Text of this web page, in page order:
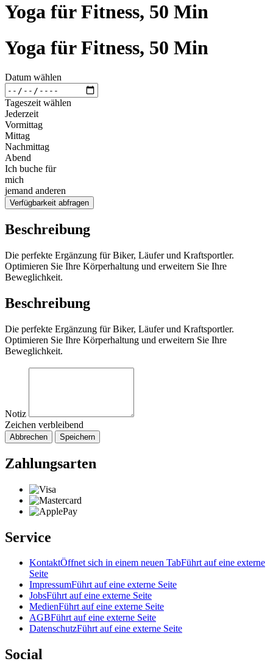
Yoga für Fitness, 50 Min
Yoga für Fitness, 50 Min
Datum wählen
Tageszeit wählen
Jederzeit
Vormittag
Mittag
Nachmittag
Abend
Ich buche für
mich
jemand anderen
Verfügbarkeit abfragen
Beschreibung
Die perfekte Ergänzung für Biker, Läufer und Kraftsportler.
Optimieren Sie Ihre Körperhaltung und erweitern Sie Ihre
Beweglichkeit.
Beschreibung
Die perfekte Ergänzung für Biker, Läufer und Kraftsportler.
Optimieren Sie Ihre Körperhaltung und erweitern Sie Ihre
Beweglichkeit.
Notiz
Zeichen verbleibend
Abbrechen Speichern
Zahlungsarten
Service
KontaktÖffnet sich in einem neuen TabFührt auf eine externe
Seite
ImpressumFührt auf eine externe Seite
JobsFührt auf eine externe Seite
MedienFührt auf eine externe Seite
AGBFührt auf eine externe Seite
DatenschutzFührt auf eine externe Seite
Social